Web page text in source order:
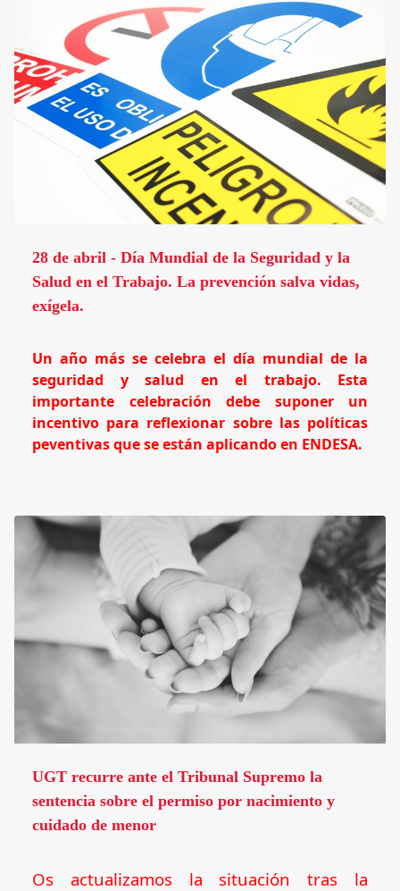
28 de abril - Día Mundial de la Seguridad y la
Salud en el Trabajo. La prevención salva vidas,
exígela.
Un año más se celebra el día mundial de la
seguridad y salud en el trabajo. Esta
importante celebración debe suponer un
incentivo para reflexionar sobre las políticas
peventivas que se están aplicando en ENDESA.
UGT recurre ante el Tribunal Supremo la
sentencia sobre el permiso por nacimiento y
cuidado de menor
Os actualizamos la situación tras la